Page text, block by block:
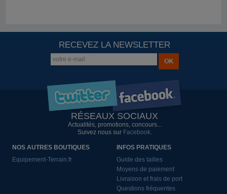
RECEVEZ LA NEWSLETTER
RÉSEAUX SOCIAUX
Actualités, promotions, concours...
Suivez nous sur Facebook.
NOS AUTRES BOUTIQUES
Equipement-Terrain.fr
INFOS PRATIQUES
Guide des tailles
Moyens de paiement
Livraison et frais de port
Questions fréquentes